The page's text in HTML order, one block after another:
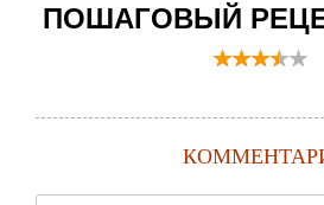
ПОШАГОВЫЙ